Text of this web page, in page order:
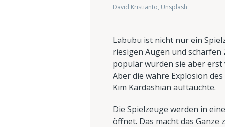
David Kristianto, Unsplash
Labubu ist nicht nur ein
riesigen Augen und
populär wurden sie aber erst
Aber die wahre Explosion
Kim Kardashian auftauchte.
Die Spielzeuge werden in
öffnet. Das macht das Ganze